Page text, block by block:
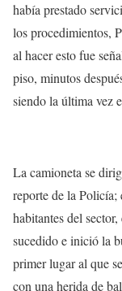
había prestado
los procedimientos,
al hacer esto fue
piso, minutos
siendo la última vez
La camioneta se
reporte de la
habitantes del
sucedido einició la
primer lugar al que
con una herida de